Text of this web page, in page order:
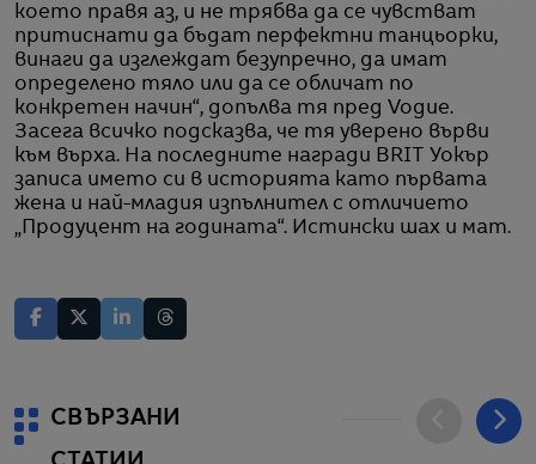
което правя аз, и не трябва да се чувстват
притиснати да бъдат перфектни танцьорки,
винаги да изглеждат безупречно, да имат
определено тяло или да се обличат по
конкретен начин“, допълва тя пред Vogue.
Засега всичко подсказва, че тя уверено върви
към върха. На последните награди BRIT Уокър
записа името си в историята като първата
жена и най-младия изпълнител с отличието
„Продуцент на годината“. Истински шах и мат.
СВЪРЗАНИ